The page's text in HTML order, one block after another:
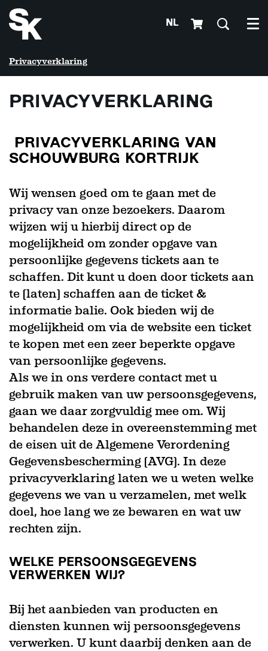
NL
Privacyverklaring
PRIVACYVERKLARING
PRIVACYVERKLARING VAN
SCHOUWBURG KORTRIJK
Wij wensen goed om te gaan met de
privacy van onze bezoekers. Daarom
wijzen wij u hierbij direct op de
mogelijkheid om zonder opgave van
persoonlijke gegevens tickets aan te
schaffen. Dit kunt u doen door tickets aan
te (laten) schaffen aan de ticket &
informatie balie. Ook bieden wij de
mogelijkheid om via de website een ticket
te kopen met een zeer beperkte opgave
van persoonlijke gegevens.
Als we in ons verdere contact met u
gebruik maken van uw persoonsgegevens,
gaan we daar zorgvuldig mee om. Wij
behandelen deze in overeenstemming met
de eisen uit de Algemene Verordening
Gegevensbescherming (AVG). In deze
privacyverklaring laten we u weten welke
gegevens we van u verzamelen, met welk
doel, hoe lang we ze bewaren en wat uw
rechten zijn.
WELKE PERSOONSGEGEVENS
VERWERKEN WIJ?
Bij het aanbieden van producten en
diensten kunnen wij persoonsgegevens
verwerken. U kunt daarbij denken aan de